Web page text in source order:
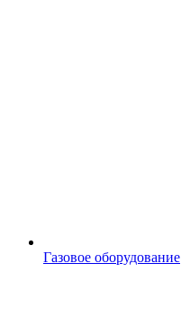
Газовое оборудование